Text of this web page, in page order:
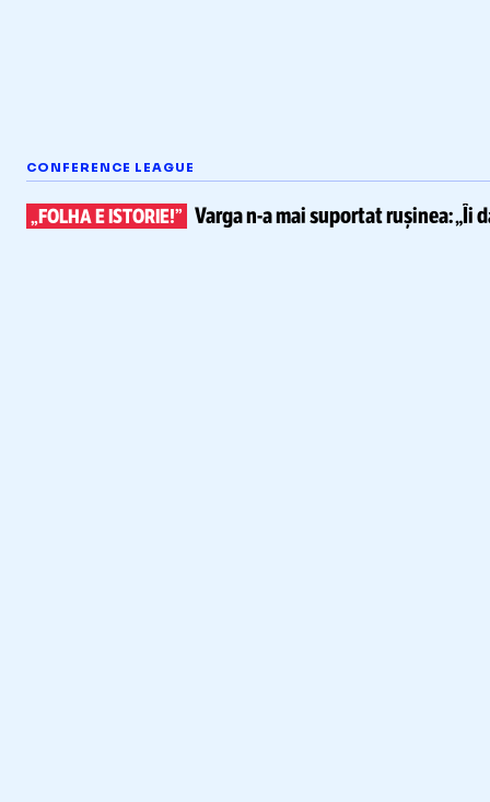
CONFERENCE LEAGUE
„FOLHA E ISTORIE!” Vargan-amai suportat rușinea:„Îi